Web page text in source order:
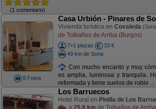
(1 comentario)
8 Fotos
Casa Urbión - Pinares de
Vivienda turística en Covaleda
de Tolbaños de Arriba (Burgos)
7+1 plazas
33 €
49 km de Soria
Con mucho encanto y muy
es amplia, luminosa y tranquila.
reformada y tiene suelos de roble ...
Los Barruecos
Hotel Rural en Pinilla de Los
a 25,8 km de Tolbaños de